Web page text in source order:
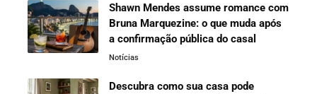
Shawn Mendes assume romance com
Bruna Marquezine: o que muda após
a confirmação pública do casal
Notícias
Descubra como sua casa pode